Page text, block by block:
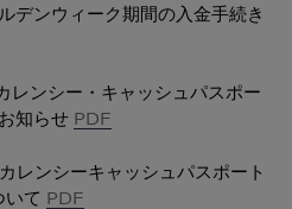
ンウィーク期間の入金手続き
ンシー・キャッシュパスポー
知らせ PDF
ンシーキャッシュパスポート
て PDF